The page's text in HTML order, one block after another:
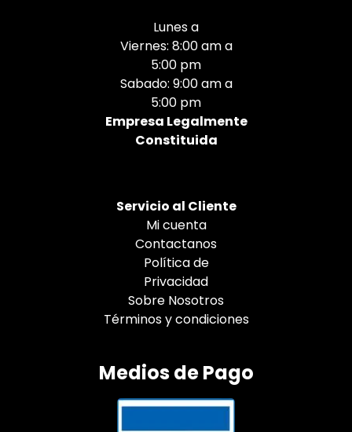
Lunes a
Viernes: 8:00 am a
5:00 pm
Sabado: 9:00 am a
5:00 pm
Empresa Legalmente
Constituida
Servicio al Cliente
Mi cuenta
Contactanos
Política de
Privacidad
Sobre Nosotros
Términos y condiciones
Medios de Pago